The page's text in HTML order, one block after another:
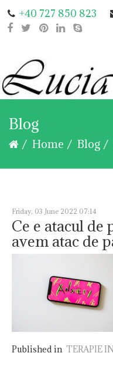
+40 727 850 823
Blog
Home Blog
Friday, 03 June 2022 07:14
Ce e atacul de
avem atac de
Published in TERAPIE